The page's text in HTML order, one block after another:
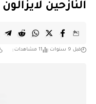
النازحين
قبل 9 سنوات 11 مشاهدات